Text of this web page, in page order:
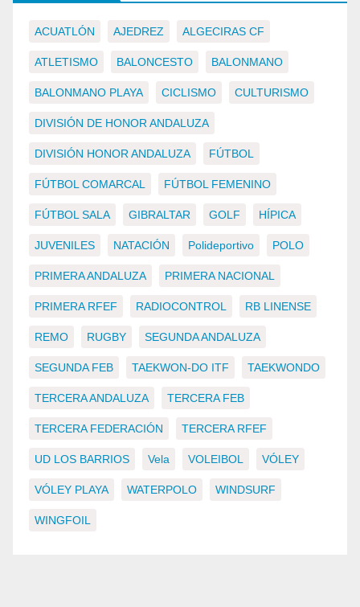
ACUATLÓN AJEDREZ ALGECIRAS CF
ATLETISMO BALONCESTO BALONMANO
BALONMANO PLAYA CICLISMO CULTURISMO
DIVISIÓN DE HONOR ANDALUZA
DIVISIÓN HONOR ANDALUZA FÚTBOL
FÚTBOL COMARCAL FÚTBOL FEMENINO
FÚTBOL SALA GIBRALTAR GOLF HÍPICA
JUVENILES NATACIÓN Polideportivo POLO
PRIMERA ANDALUZA PRIMERA NACIONAL
PRIMERA RFEF RADIOCONTROL RB LINENSE
REMO RUGBY SEGUNDA ANDALUZA
SEGUNDA FEB TAEKWON-DO ITF TAEKWONDO
TERCERA ANDALUZA TERCERA FEB
TERCERA FEDERACIÓN TERCERA RFEF
UD LOS BARRIOS Vela VOLEIBOL VÓLEY
VÓLEY PLAYA WATERPOLO WINDSURF
WINGFOIL